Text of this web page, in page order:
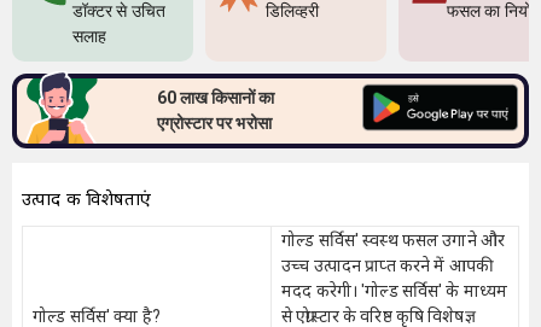
डॉक्टर से उचित
सलाह
डिलिव्हरी
फसल का
60 लाख किसानों का
एग्रोस्टार पर भरोसा
उत्पाद की विशेषताएं
गोल्ड सर्विस' क्या है?
गोल्ड सर्विस' स्वस्थ फसल उगाने और
उच्च उत्पादन प्राप्त करने में आपकी
मदद करेगी। 'गोल्ड सर्विस' के माध्यम
से एग्रोस्टार के वरिष्ठ कृषि विशेषज्ञ